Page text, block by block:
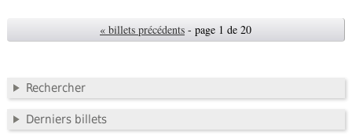
« billets précédents - page 1 de 20
Rechercher
Derniers billets